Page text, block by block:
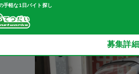
手軽な1日バイト探し
募集詳細